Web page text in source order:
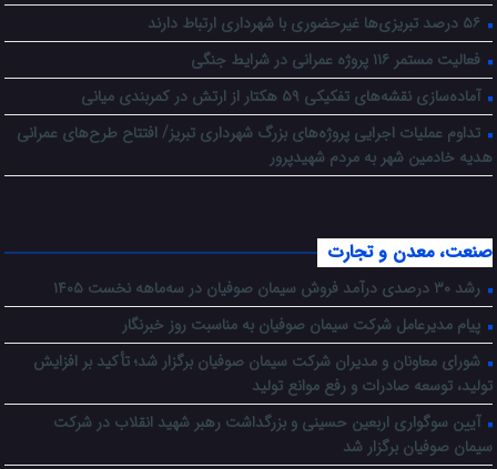
فعالیت مستمر ۱۱۶ پروژه عمرانی در شرایط جنگی
آماده‌سازی نقشه‌های تفکیکی ۵۹ هکتار از ارتش در کمربندی میانی
تداوم عملیات اجرایی پروژه‌های بزرگ شهرداری تبریز/ افتتاح طرح‌های عمرانی
هدیه خادمین شهر به مردم شهیدپرور
صنعت، معدن و تجارت
رشد ۳۰ درصدی درآمد فروش سیمان صوفیان در سه‌ماهه نخست ۱۴۰۵
پیام مدیرعامل شرکت سیمان صوفیان به مناسبت روز خبرنگار
شورای معاونان و مدیران شرکت سیمان صوفیان برگزار شد؛ تأکید بر افزایش
تولید، توسعه صادرات و رفع موانع تولید
آیین سوگواری اربعین حسینی و بزرگداشت رهبر شهید انقلاب در شرکت
سیمان صوفیان برگزار شد